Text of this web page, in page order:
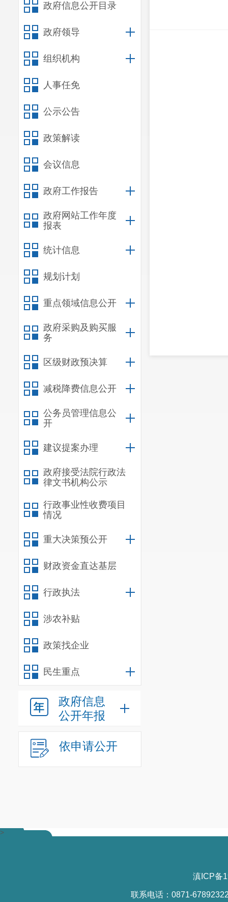
政府信息公开目录
政府领导
组织机构
人事任免
公示公告
政策解读
会议信息
政府工作报告
政府网站工作年度
报表
统计信息
规划计划
重点领域信息公开
政府采购及购买服
务
区级财政预决算
减税降费信息公开
公务员管理信息公
开
建议提案办理
政府接受法院行政法
律文书机构公示
行政事业性收费项目
情况
重大决策预公开
财政资金直达基层
行政执法
涉农补贴
政策找企业
民生重点
政府信息
公开年报
依申请公开
>
滇ICP备
联系电话：0871-